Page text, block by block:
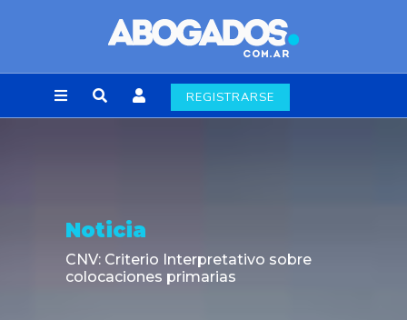
REGISTRARSE
Noticia
CNV: Criterio Interpretativo sobre
colocaciones primarias